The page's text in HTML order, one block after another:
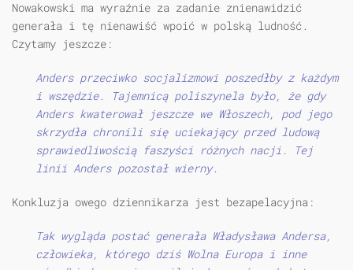
Nowakowski ma wyraźnie za zadanie znienawidzić
generała i tę nienawiść wpoić w polską ludność.
Czytamy jeszcze:
Anders przeciwko socjalizmowi poszedłby z każdym
i wszędzie. Tajemnicą poliszynela było, że gdy
Anders kwaterował jeszcze we Włoszech, pod jego
skrzydła chronili się uciekający przed ludową
sprawiedliwością faszyści różnych nacji. Tej
linii Anders pozostał wierny.
Konkluzja owego dziennikarza jest bezapelacyjna:
Tak wygląda postać generała Władysława Andersa,
człowieka, którego dziś Wolna Europa i inne